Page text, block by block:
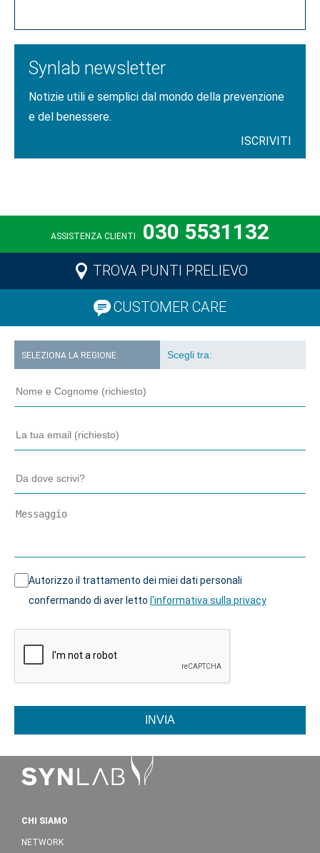
Synlab newsletter
Notizie utili e semplici dal mondo della prevenzione
e del benessere.
ISCRIVITI
ASSISTENZA CLIENTI 030 5531132
TROVA PUNTI PRELIEVO
CUSTOMER CARE
SELEZIONA LA REGIONE:
Autorizzo il trattamento dei miei dati personali
confermando di aver letto l'informativa sulla privacy
INVIA
CHI SIAMO
NETWORK